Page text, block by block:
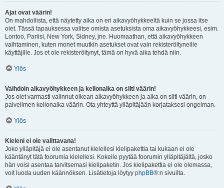
Ajat ovat väärin!
On mahdollista, että näytetty aika on eri aikavyöhykkeeltä kuin se jossa itse
olet. Tässä tapauksessa valitse omista asetuksista oma aikavyöhykkeesi, esim.
Lontoo, Pariisi, New York, Sidney, jne. Huomaathan, että aikavyöhykkeen
vaihtaminen, kuten monet muutkin asetukset ovat vain rekisteröityneille
käyttäjille. Jos et ole rekisteröitynyt, tämä on hyvä aika tehdä niin.
Ylös
Vaihdoin aikavyöhykkeen ja kellonaika on silti väärin!
Jos olet varmasti valinnut oikean aikavyöhykkeen ja aika on silti väärin, on
palvelimen kellonaika väärin. Ota yhteyttä ylläpitäjään korjataksesi ongelman.
Ylös
Kieleni ei ole valittavana!
Joko ylläpitäjä ei ole asentanut kielellesi kielipakettia tai kukaan ei ole
kääntänyt tätä foorumia kielellesi. Kokeile pyytää foorumin ylläpitäjältä, josko
hän voisi asentaa tarvitsemasi kielipaketin. Jos kielipakettia ei ole olemassa,
voit luoda uuden käännöksen. Lisätietoja löytyy phpBB®:n sivuilta.